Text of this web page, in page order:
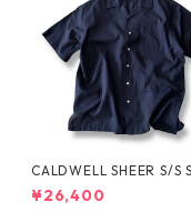
CALDWELL SHEER S/S
by Polo Ralph Lauren
¥26,400